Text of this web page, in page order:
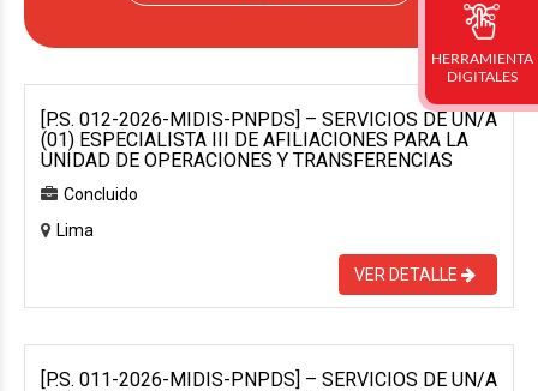
[P.S. 012-2026-MIDIS-PNPDS] – SERVICIOS DE UN/A
(01) ESPECIALISTA III DE AFILIACIONES PARA LA
UNIDAD DE OPERACIONES Y TRANSFERENCIAS
Concluido
Lima
VER DETALLE
[P.S. 011-2026-MIDIS-PNPDS] – SERVICIOS DE UN/A
HERRAMIENTA
DIGITALES